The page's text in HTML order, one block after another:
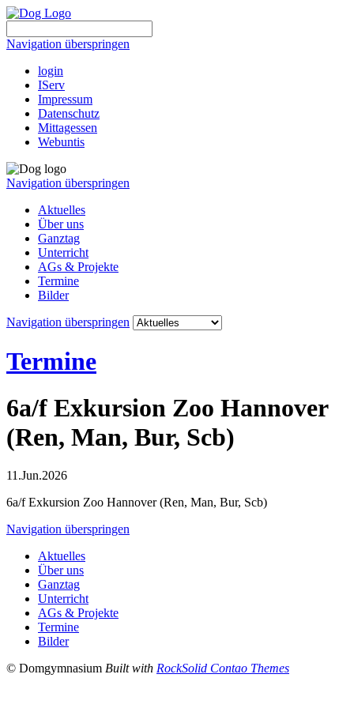
Navigation überspringen
login
IServ
Impressum
Datenschutz
Mittagessen
Webuntis
Navigation überspringen
Aktuelles
Über uns
Ganztag
Unterricht
AGs & Projekte
Termine
Bilder
Navigation überspringen
Termine
6a/f Exkursion Zoo Hannover
(Ren, Man, Bur, Scb)
11.Jun.2026
6a/f Exkursion Zoo Hannover (Ren, Man, Bur, Scb)
Navigation überspringen
Aktuelles
Über uns
Ganztag
Unterricht
AGs & Projekte
Termine
Bilder
© Domgymnasium Built with RockSolid Contao Themes